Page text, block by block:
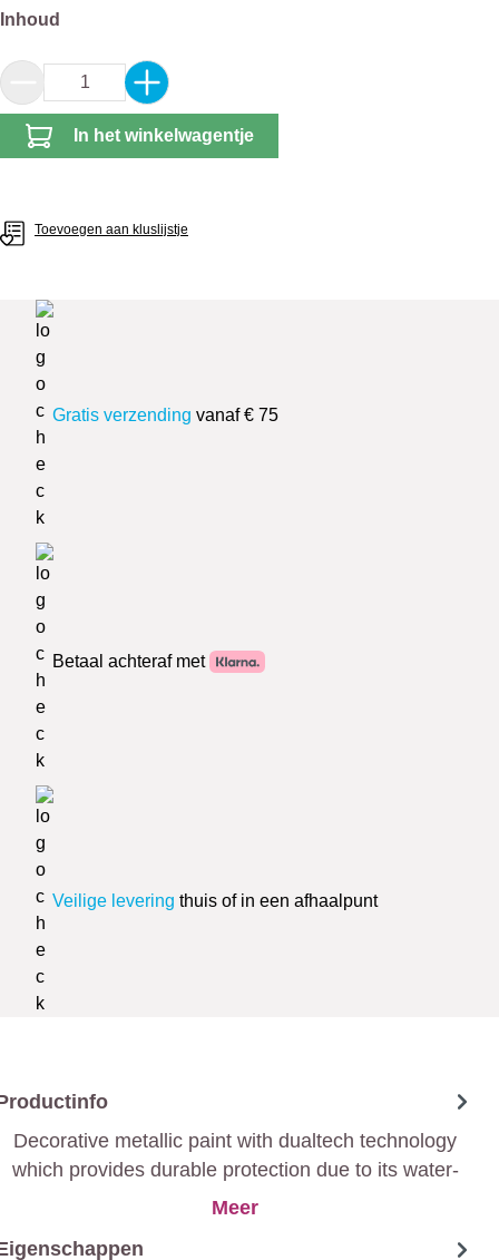
Selecteer
Inhoud
Producthoeveelheid: Voer de gewenste
In het winkelwagentje
Toevoegen aan kluslijstje
Gratis verzending vanaf € 75
Betaal achteraf met
Veilige levering thuis of in een afhaalpunt
Decorative metallic paint with dualtech technology
which provides durable protection due to its water-
repellent and anti-corrosion properties.
Meer